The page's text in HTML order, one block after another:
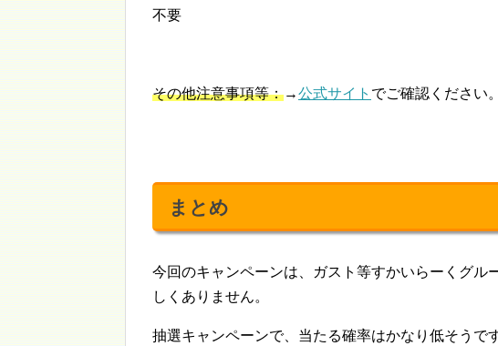
不要
その他注意事項等：→公式サイト でご確認ください。
まとめ
今回のキャンペーンは、ガスト等すかいらーくグル
しくありません。
抽選キャンペーンで、当たる確率はかなり低そうで